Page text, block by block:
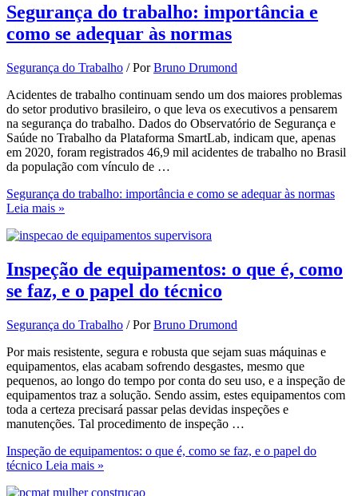
Segurança do trabalho: importância e
como se adequar às normas
Segurança do Trabalho / PorBruno Drumond
Acidentes de trabalho continuam sendo um dos maiores problemas
do setor produtivo brasileiro, o que leva os executivos a pensarem
na segurança do trabalho. Dados do Observatório de Segurança e
Saúde no Trabalho da Plataforma SmartLab, indicam que, apenas
em 2020, foram registrados 46,9 mil acidentes de trabalho no Brasil
da população com vínculo de …
Segurança do trabalho: importância e como se adequar às normas
Leia mais »
Inspeção de equipamentos: o que é, como
se faz, e o papel do técnico
Segurança do Trabalho / PorBruno Drumond
Por mais resistente, segura e robusta que sejam suas máquinas e
equipamentos, elas acabam sofrendo desgastes, mesmo que
pequenos, ao longo do tempo por conta do seu uso, e a inspeção de
equipamentos traz a solução. Sendo assim, estes equipamentos com
toda a certeza precisará passar pelas devidas inspeções e
manutenções. Tal procedimento de inspeção …
Inspeção de equipamentos: o que é, como se faz, e o papel do
técnico Leia mais »